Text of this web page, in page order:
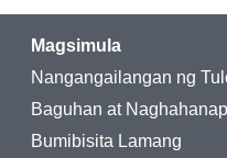
Magsimula
Nangangailangan ng
Baguhan at
Bumibisita Lamang